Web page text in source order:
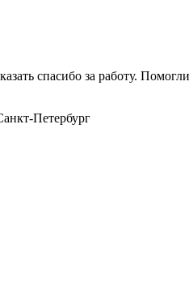
спасибо за работу.
Петербург